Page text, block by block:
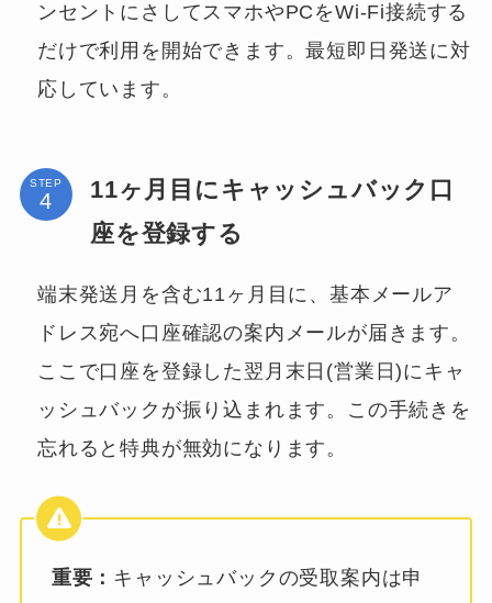
ンセントにさしてスマホやPCをWi-Fi接続する
だけで利用を開始できます。最短即日発送に対
応しています。
STEP
11ヶ月目にキャッシュバック口
座を登録する
端末発送月を含む11ヶ月目に、基本メールア
ドレス宛へ口座確認の案内メールが届きます。
ここで口座を登録した翌月末日(営業日)にキャ
ッシュバックが振り込まれます。この手続きを
忘れると特典が無効になります。
重要： キャッシュバックの受取案内は申